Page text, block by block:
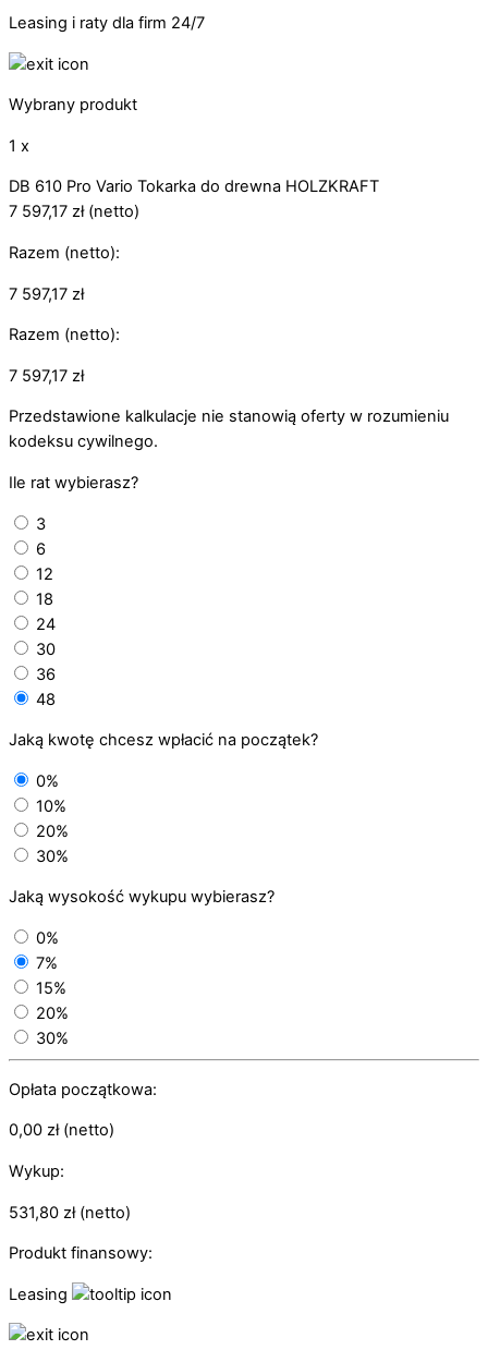
Leasing i raty dla firm 24/7
Wybrany produkt
1 x
DB 610 Pro Vario Tokarka do drewna HOLZKRAFT
7 597,17 zł(netto)
Razem (netto):
7 597,17 zł
Razem (netto):
7 597,17 zł
Przedstawione kalkulacje nie stanowią oferty w rozumieniu
kodeksu cywilnego.
Ile rat wybierasz?
3
6
12
18
24
30
36
48
Jaką kwotę chcesz wpłacić na początek?
0%
10%
20%
30%
Jaką wysokość wykupu wybierasz?
0%
7%
15%
20%
30%
Opłata początkowa:
0,00 zł(netto)
Wykup:
531,80 zł(netto)
Produkt finansowy:
Leasing